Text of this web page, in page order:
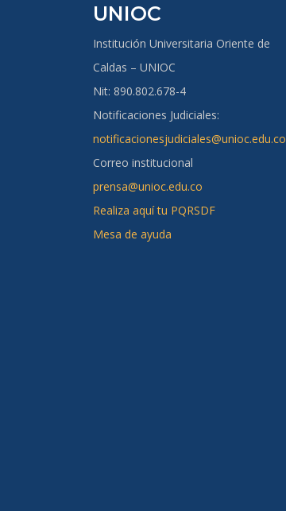
UNIOC
Institución Universitaria Oriente de
Caldas – UNIOC
Nit: 890.802.678-4
Notificaciones Judiciales:
notificacionesjudiciales@unioc.edu.co
Correo institucional
prensa@unioc.edu.co
Realiza aquí tu PQRSDF
Mesa de ayuda